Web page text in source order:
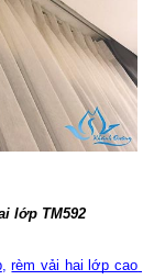
lớp TM592
, rèm vải hai lớp cao